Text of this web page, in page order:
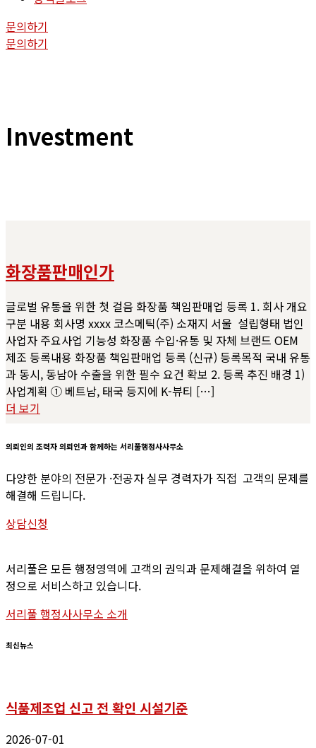
문의하기
문의하기
Investment
화장품판매인가
글로벌 유통을 위한 첫 걸음 화장품 책임판매업 등록 1. 회사 개요
구분 내용 회사명 xxxx 코스메틱(주) 소재지 서울 설립형태 법인
사업자 주요사업 기능성 화장품 수입·유통 및 자체 브랜드 OEM
제조 등록내용 화장품 책임판매업 등록 (신규) 등록목적 국내 유통
과 동시, 동남아 수출을 위한 필수 요건 확보 2. 등록 추진 배경 1)
사업계획 ① 베트남, 태국 등지에 K-뷰티 […]
더 보기
의뢰인의 조력자 의뢰인과 함께하는 서리풀행정사사무소
다양한 분야의 전문가 ·전공자 실무 경력자가 직접 고객의 문제를
해결해 드립니다.
상담신청
서리풀은 모든 행정영역에 고객의 권익과 문제해결을 위하여 열
정으로 서비스하고 있습니다.
서리풀 행정사사무소 소개
최신뉴스
식품제조업 신고 전 확인 시설기준
2026-07-01